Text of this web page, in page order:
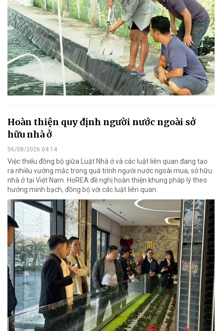
Hoàn thiện quy định người nước ngoài sở
hữu nhà ở
06/08/2026 04:14
Việc thiếu đồng bộ giữa Luật Nhà ở và các luật liên quan đang tạo
ra nhiều vướng mắc trong quá trình người nước ngoài mua, sở hữu
nhà ở tại Việt Nam. HoREA đề nghị hoàn thiện khung pháp lý theo
hướng minh bạch, đồng bộ với các luật liên quan.